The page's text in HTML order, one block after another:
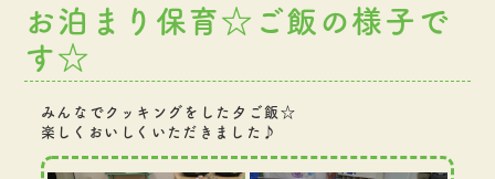
お泊まり保育☆ご飯の様子で
す☆
みんなでクッキングをした夕ご飯☆
楽しくおいしくいただきました♪